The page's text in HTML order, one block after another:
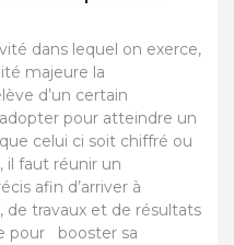
dans lequel on exerce,
majeure la
d’un certain
pour atteindre un
celui ci soit chiffré ou
il faut réunir un
afin d’arriver à
de travaux et de résultats
pour booster sa